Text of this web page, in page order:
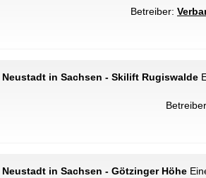
Betreiber:
Neustadt in Sachsen - Skilift Rugiswalde
Neustadt in Sachsen - Götzinger Höhe